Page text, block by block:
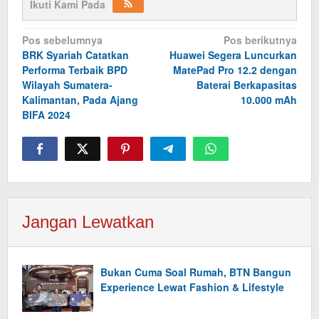
Ikuti Kami Pada
Navigasi
pos
Pos sebelumnya
BRK Syariah Catatkan
Performa Terbaik BPD
Wilayah Sumatera-
Kalimantan, Pada Ajang
BIFA 2024
Pos berikutnya
Huawei Segera Luncurkan
MatePad Pro 12.2 dengan
Baterai Berkapasitas
10.000 mAh
Jangan Lewatkan
Bukan Cuma Soal Rumah, BTN Bangun
Experience Lewat Fashion & Lifestyle